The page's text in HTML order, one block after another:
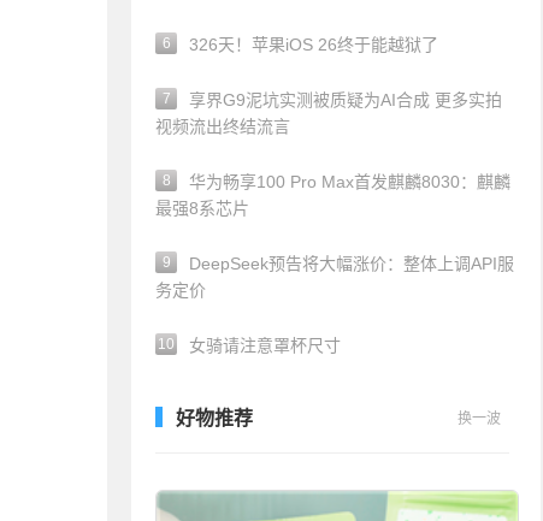
6 326天！苹果iOS 26终于能越狱了
7
享界G9泥坑实测被质疑为AI合成 更多实拍
视频流出终结流言
8
华为畅享100 Pro Max首发麒麟8030：麒麟
最强8系芯片
9
DeepSeek预告将大幅涨价：整体上调API服
务定价
10 女骑请注意罩杯尺寸
好物推荐 换一波